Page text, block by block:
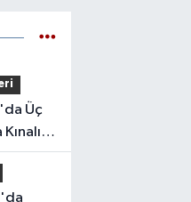
Etkili